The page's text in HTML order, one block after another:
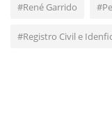
#René Garrido
#Registro Civil e